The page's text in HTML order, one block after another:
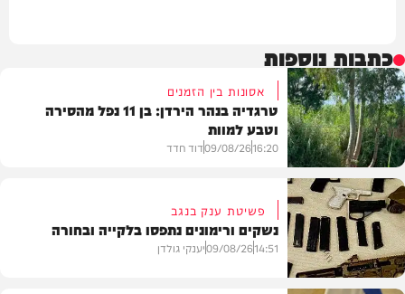
כתבות נוספות
בארץ
אסונות בין הזמנים
טרגדיה בנהר הירדן: בן 11 נפל מהסירה
וטבע למוות
16:20
09/08/26דוד חדד
פשיטת ענק בנגב
נשקים ורימונים נתפסו בלקייה ובחורה
14:51
09/08/26יענקי גולדן